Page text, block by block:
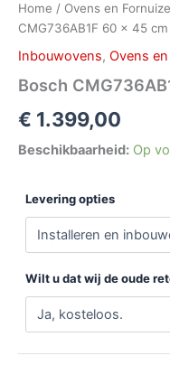
Home / Ovens en
CMG736AB1F 60 x 45 cm
Inbouwovens, Ovens
Bosch
€ 1.399,00
Beschikbaarheid: Op
Levering opties
Wilt u dat wij de oude